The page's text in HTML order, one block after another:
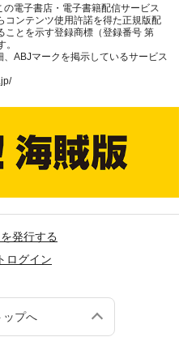
の電子書店・電子書籍配信サービス
コンテンツ使用許諾を得た正規版配
ことを示す登録商標（登録番号 第
、ABJマークを掲示しているサービス
発行する
ログイン
ップへ